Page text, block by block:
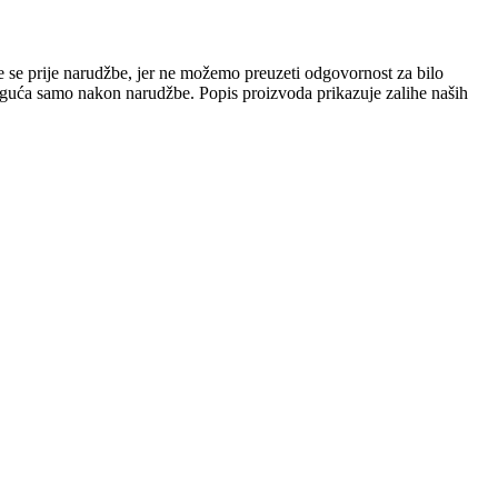
prije narudžbe, jer ne možemo preuzeti odgovornost za bilo
samo nakon narudžbe. Popis proizvoda prikazuje zalihe naših